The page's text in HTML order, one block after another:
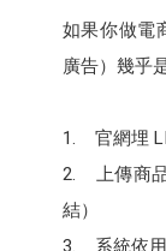
如果你做電
廣告）幾乎
1. 官網埋
2. 上傳商品
結）